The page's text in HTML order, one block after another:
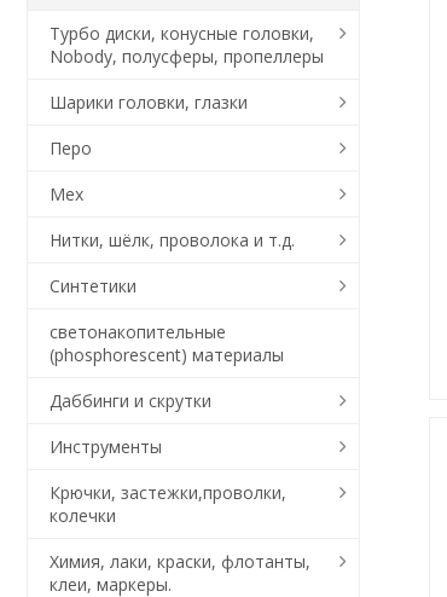
Турбо диски, конусные головки,
Nobody, полусферы, пропеллеры
Шарики головки, глазки
Перо
Мех
Нитки, шёлк, проволока и т.д.
Синтетики
светонакопительные
(phosphorescent) материалы
Даббинги и скрутки
Инструменты
Крючки, застежки,проволки,
колечки
Химия, лаки, краски, флотанты,
клеи, маркеры.